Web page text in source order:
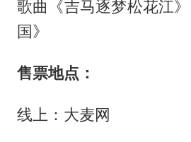
歌曲《吉马逐梦松花江
国》
售票地点：
线上：大麦网